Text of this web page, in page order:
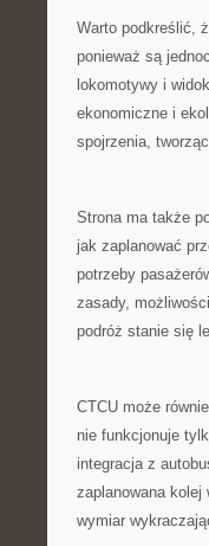
Warto podkreślić,
ponieważ są
lokomotywy i
ekonomiczne i
spojrzenia,
Strona ma także
jak zaplanować
potrzeby
zasady,
podróż stanie się
CTCU może
nie funkcjonuje
integracja z
zaplanowana kolej
wymiar